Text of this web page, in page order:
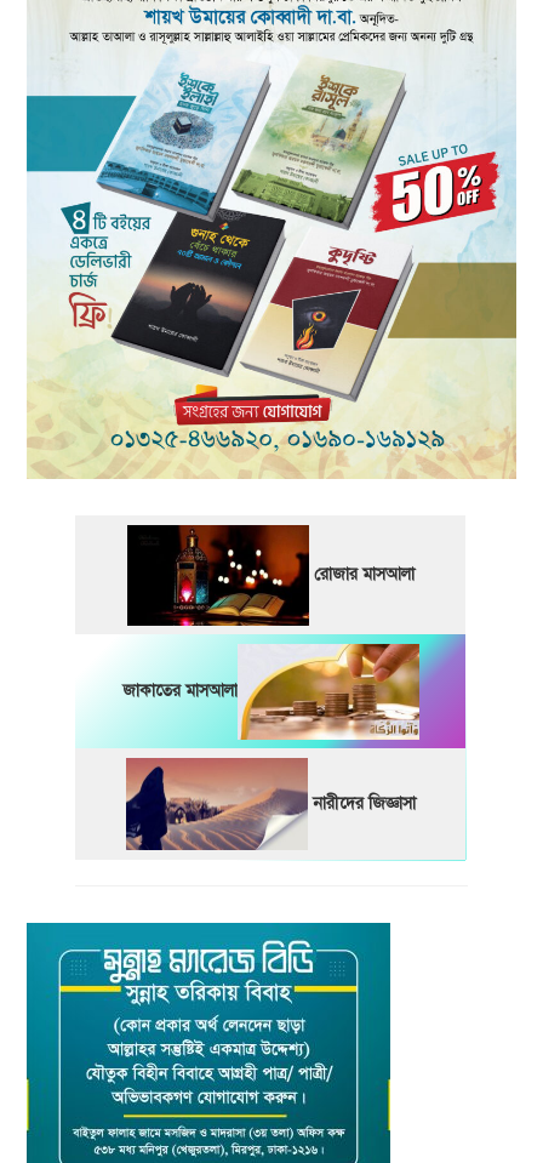
রোজার মাসআলা
জাকাতের মাসআলা
নারীদের জিজ্ঞাসা